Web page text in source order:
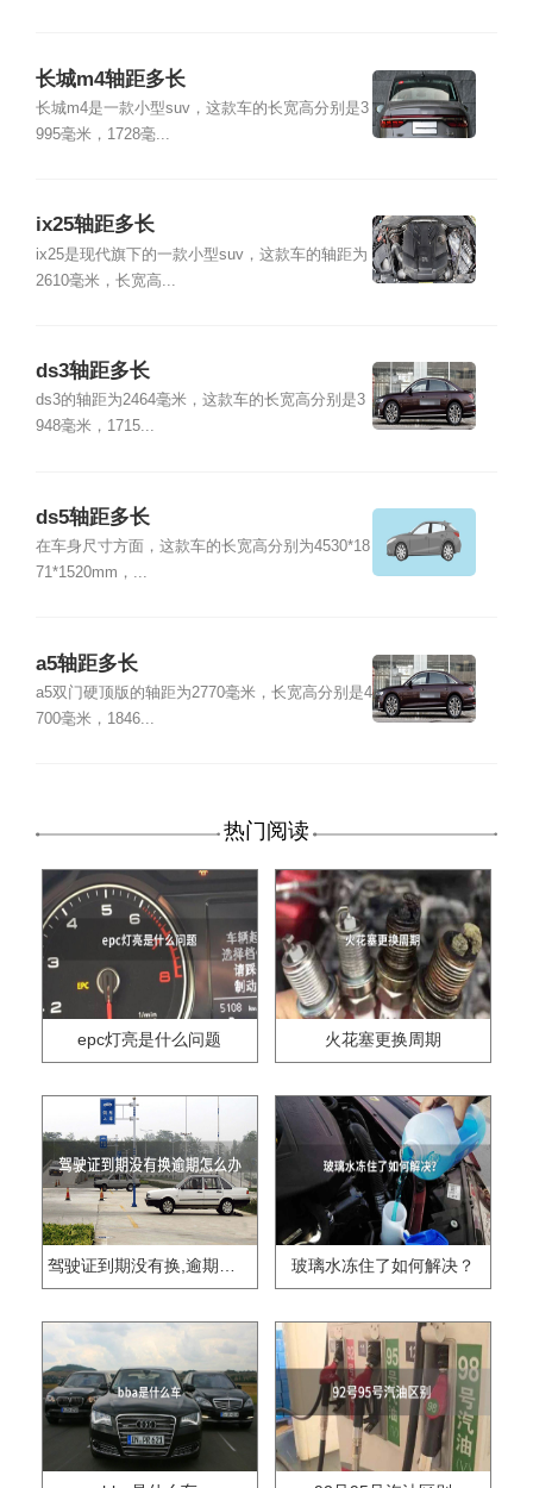
长城m4轴距多长
长城m4是一款小型suv，这款车的长宽高分别是3
995毫米，1728毫...
ix25轴距多长
ix25是现代旗下的一款小型suv，这款车的轴距为
2610毫米，长宽高...
ds3轴距多长
ds3的轴距为2464毫米，这款车的长宽高分别是3
948毫米，1715...
ds5轴距多长
在车身尺寸方面，这款车的长宽高分别为4530*18
71*1520mm，...
a5轴距多长
a5双门硬顶版的轴距为2770毫米，长宽高分别是4
700毫米，1846...
热门阅读
epc灯亮是什么问题 火花塞更换周期
驾驶证到期没有换,逾期怎么办?? 玻璃水冻住了如何解决？